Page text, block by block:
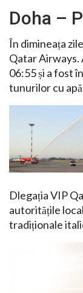
Doha –
În dimineața
Qatar Airways.
06:55 și a fost
tunurilor cu
Dlegația VIP
autoritățile
tradiționale